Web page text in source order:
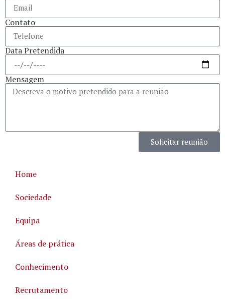
Contato
Data Pretendida
Mensagem
Solicitar reunião
Home
Sociedade
Equipa
Áreas de prática
Conhecimento
Recrutamento